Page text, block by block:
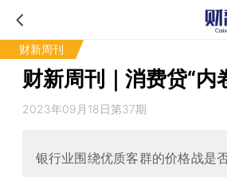
财新周刊
财新周刊｜消费贷“内
2023年09月18日第37期
银行业围绕优质客群的价格战是